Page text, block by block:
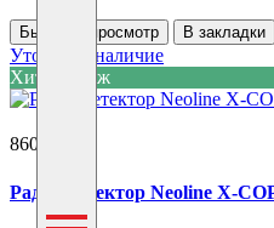
Быстрый просмотр В закладки
Уточнить наличие
Хит продаж
8600 ₽
Радар-детектор Neoline X-